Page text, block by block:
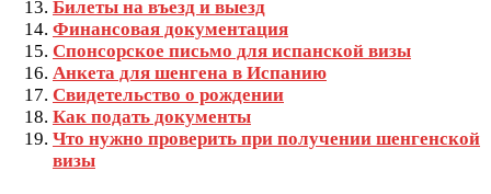
Билеты на въезд и выезд
Финансовая документация
Спонсорское письмо для испанской визы
Анкета для шенгена в Испанию
Свидетельство о рождении
Как подать документы
Что нужно проверить при получении шенгенской
визы